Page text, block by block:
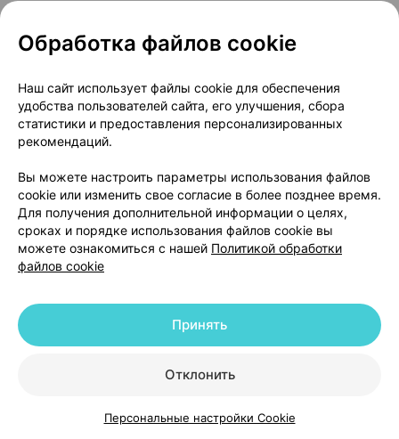
КаталогКорзинаИзбранноеПрофиль
гуммиарабик (Е414), вкусоароматические
вещества) – для препарата Грипполек (лимон);
глицерил триацетат (Е1518), гуммиарабик (Е414),
уксусная кислота, вкусоароматические вещества)
и ароматизатор «Клюква» (мальтодекстрин,
крахмал (Е1450), вкусоароматические вещества) –
для препарата Грипполек (малина и клюква).
Внешний вид препарата и содержимое
Порошок для приготовления раствора для приема
внутрь (лимон или малина и клюква).
Порошок от белого до белого с желтоватым
малины и клюквы. Допускаются вкрапления
Обработка файлов cookie
Наш сайт использует файлы cookie для обеспечения
удобства пользователей сайта, его улучшения, сбора
статистики и предоставления персонализированных
рекомендаций.
Вы можете настроить параметры использования файлов
cookie или изменить свое согласие в более позднее время.
Для получения дополнительной информации о целях,
сроках и порядке использования файлов cookie вы
можете ознакомиться с нашей Политикой обработки
файлов cookie
Отклонить
Принять
Персональные настройки Cookie